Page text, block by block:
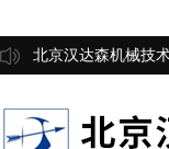
北京汉达森机械技